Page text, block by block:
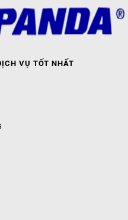
VỤ TỐT NHẤT